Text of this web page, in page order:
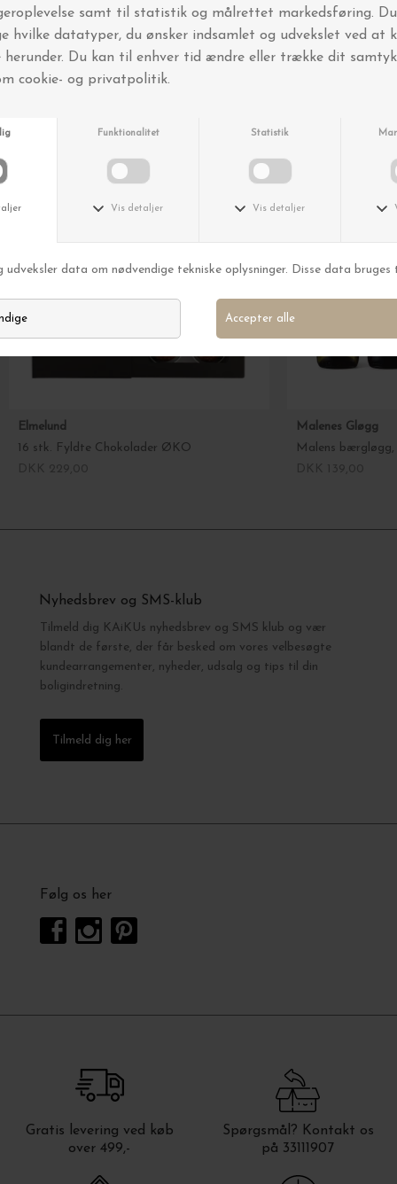
Elmelund
16 stk. Fyldte Chokolader ØKO
Malenes Gløgg
Nyhedsbrev og SMS-klub
Tilmeld dig KAiKUs nyhedsbrev og SMS klub og vær
blandt de første, der får besked om vores velbesøgte
kundearrangementer, nyheder, udsalg og tips til din
boligindretning.
Tilmeld dig her
Følg os her
Gratis levering ved køb
over 499,-
Spørgsmål? Kontakt os
på 33111907